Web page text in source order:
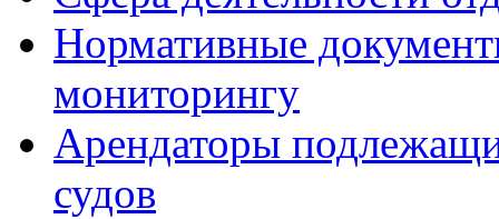
Нормативные
мониторингу
Арендаторы
судов